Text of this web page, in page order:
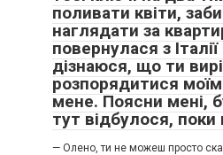
поливати квіти,
наглядати за
повернулася з
дізнаюся, що ти
розпорядитися
мене. Поясни мені,
тут відбулося,
— Олено, ти не можеш просто